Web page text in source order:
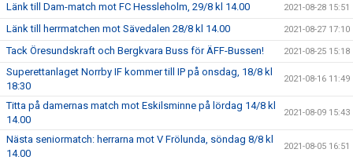
Länk till Dam-match mot FC Hessleholm, 29/8 kl 14.00 2021-08-28 15:51
Länk till herrmatchen mot Sävedalen 28/8 kl 14.00 2021-08-27 17:10
Tack Öresundskraft och Bergkvara Buss för ÄFF-Bussen! 2021-08-25 15:18
Superettanlaget Norrby IF kommer till IP på onsdag, 18/8 kl
18:30
2021-08-16 11:49
Titta på damernas match mot Eskilsminne på lördag 14/8 kl
14.00
2021-08-09 15:43
Nästa seniormatch: herrarna mot V Frölunda, söndag 8/8 kl
14.00
2021-08-05 16:51